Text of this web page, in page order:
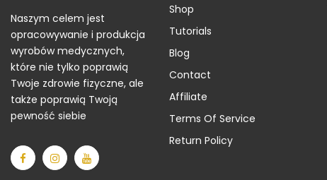
Naszym celem jest
opracowywanie i produkcja
wyrobów medycznych,
które nie tylko poprawią
Twoje zdrowie fizyczne, ale
także poprawią Twoją
pewność siebie
Shop
Tutorials
Blog
Contact
Affiliate
Terms Of Service
Return Policy